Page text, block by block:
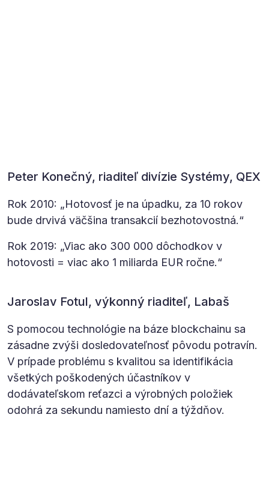
Peter Konečný, riaditeľ divízie Systémy, QEX
Rok 2010: „Hotovosť je na úpadku, za 10 rokov
bude drvivá väčšina transakcií bezhotovostná.“
Rok 2019: „Viac ako 300 000 dôchodkov v
hotovosti = viac ako 1 miliarda EUR ročne.“
Jaroslav Fotul, výkonný riaditeľ, Labaš
S pomocou technológie na báze blockchainu sa
zásadne zvýši dosledovateľnosť pôvodu potravín.
V prípade problému s kvalitou sa identifikácia
všetkých poškodených účastníkov v
dodávateľskom reťazci a výrobných položiek
odohrá za sekundu namiesto dní a týždňov.